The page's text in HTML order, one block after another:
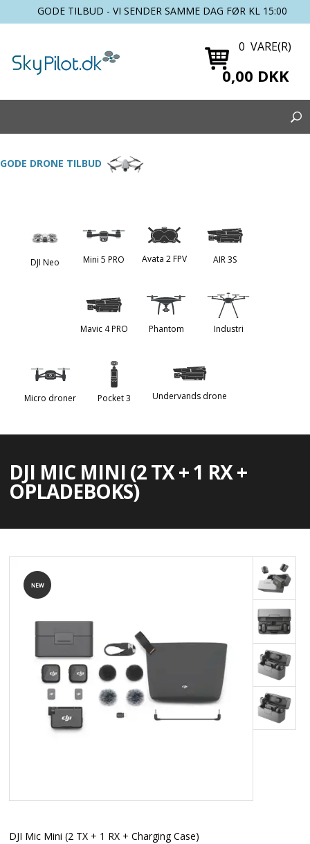
GODE TILBUD - VI SENDER SAMME DAG FØR KL 15:00
0 VARE(R)
0,00 DKK
GODE DRONE TILBUD
DJI Neo Mini 5 PRO Avata 2 FPV AIR 3S
Mavic 4 PRO Phantom Industri
Micro droner Pocket 3 Undervands drone
DJI MIC MINI (2 TX + 1 RX +
OPLADEBOKS)
DJI Mic Mini (2 TX + 1 RX + Charging Case)